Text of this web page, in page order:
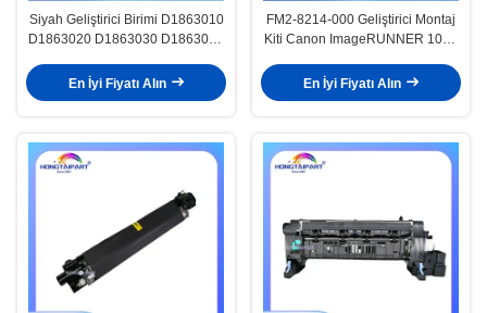
Siyah Geliştirici Birimi D1863010
D1863020 D1863030 D1863040
C4503 C6003 Renkli Lazer Çok
Fonksiyonlu Yazıcı Parçası
En İyi Fiyatı Alın
FM2-8214-000 Geliştirici Montaj
Kiti Canon ImageRUNNER 1023
1025N
En İyi Fiyatı Alın